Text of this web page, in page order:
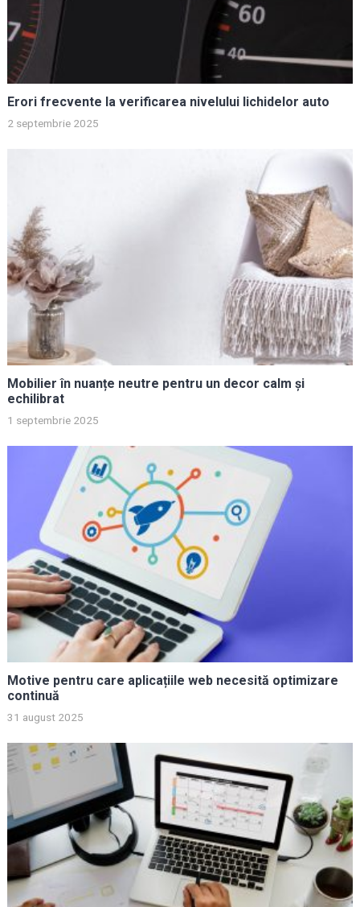
Erori frecvente la verificarea nivelului lichidelor auto
2 septembrie 2025
Mobilier în nuanțe neutre pentru un decor calm și
echilibrat
1 septembrie 2025
Motive pentru care aplicațiile web necesită optimizare
continuă
31 august 2025